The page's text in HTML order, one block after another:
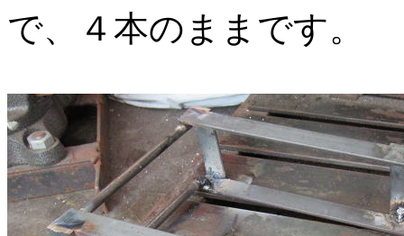
で、４本のままです。